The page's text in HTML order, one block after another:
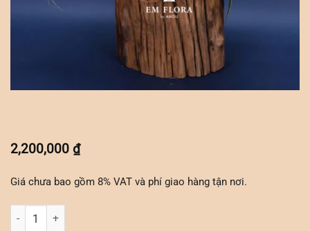
2,200,000 ₫
Giá chưa bao gồm 8% VAT và phí giao hàng tận nơi.
lan thiết kế tiểu cảnh 2 cành số lượng